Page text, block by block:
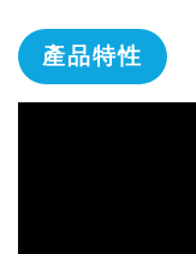
產品特性